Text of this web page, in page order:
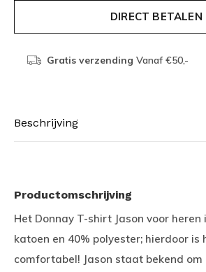
DIRECT BETALEN
Gratis verzending Vanaf €50,-
Beschrijving
Productomschrijving
Het Donnay T-shirt Jason voor heren
katoen en 40% polyester; hierdoor is
comfortabel! Jason staat bekend om